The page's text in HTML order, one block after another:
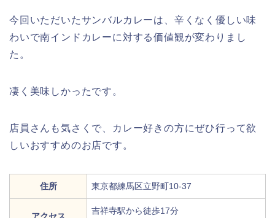
今回いただいたサンバルカレーは、辛くなく優しい味
わいで南インドカレーに対する価値観が変わりまし
た。
凄く美味しかったです。
店員さんも気さくで、カレー好きの方にぜひ行って欲
しいおすすめのお店です。
住所 東京都練馬区立野町10-37
吉祥寺駅から徒歩17分